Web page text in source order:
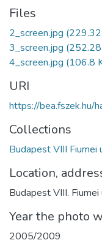
Files
2_screen.jpg
3_screen.jpg
4_screen.jpg (106.8
URI
https://
Collections
Budapest VIII Fiumei
Location,
Budapest VIII.
Year the photo
2005/2009